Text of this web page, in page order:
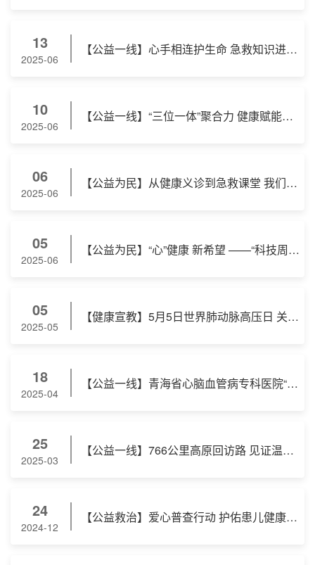
13
2025-06
【公益一线】心手相连护生命 急救知识进刚察 ——省心脑血管病专科医院联合刚察县团委成功开展农牧民急救技能培训
10
2025-06
【公益一线】“三位一体”聚合力 健康赋能暖基层 ——省心脑血管病专科医院联合多团队开展心血管疾病健康宣教义诊活动
06
2025-06
【公益为民】从健康义诊到急救课堂 我们“救”在身边 ——省心脑血管病专科医院急诊科开展心肺复苏周公益行
05
2025-06
【公益为民】“心”健康 新希望 ——“科技周”心脑血管疾病宣教义诊在身边
05
2025-05
【健康宣教】5月5日世界肺动脉高压日 关爱“蓝嘴唇” ——省心脑血管病专科医院呼吸科举办宣教公益活动
18
2025-04
【公益一线】青海省心脑血管病专科医院“爱心健康 青心护航”心血管疾病筛查活动圆满完成
25
2025-03
【公益一线】766公里高原回访路 见证温暖与笑脸 ——省心脑血管病专科医院携手爱佑慈善基金会先心病术后入户回访
24
2024-12
【公益救治】爱心普查行动 护佑患儿健康 ——城中区先心病、胸壁畸形普查救治活动顺利完成